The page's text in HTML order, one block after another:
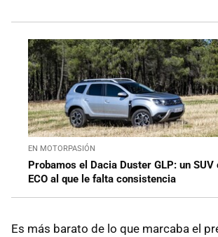
EN MOTORPASIÓN
Probamos el Dacia Duster GLP: un
ECO al que le falta consistencia
Es más barato de lo que marcaba el